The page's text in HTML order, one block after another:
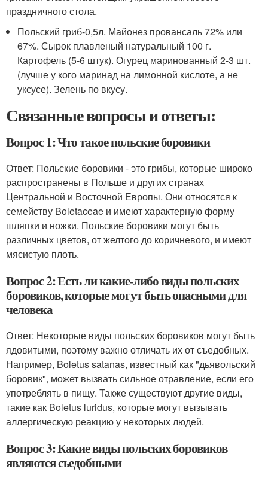
праздничного стола.
Польский гриб-0,5л. Майонез провансаль 72% или
67%. Сырок плавленый натуральный 100 г.
Картофель (5-6 штук). Огурец маринованный 2-3 шт.
(лучше у кого маринад на лимонной кислоте, а не
уксусе). Зелень по вкусу.
Связанные вопросы и ответы:
Вопрос 1: Что такое польские боровики
Ответ: Польские боровики - это грибы, которые широко
распространены в Польше и других странах
Центральной и Восточной Европы. Они относятся к
семейству Boletaceae и имеют характерную форму
шляпки и ножки. Польские боровики могут быть
различных цветов, от желтого до коричневого, и имеют
мясистую плоть.
Вопрос 2: Есть ли какие-либо виды польских
боровиков, которые могут быть опасными для
человека
Ответ: Некоторые виды польских боровиков могут быть
ядовитыми, поэтому важно отличать их от съедобных.
Например, Boletus satanas, известный как "дьявольский
боровик", может вызвать сильное отравление, если его
употреблять в пищу. Также существуют другие виды,
такие как Boletus luridus, которые могут вызывать
аллергическую реакцию у некоторых людей.
Вопрос 3: Какие виды польских боровиков
являются съедобными